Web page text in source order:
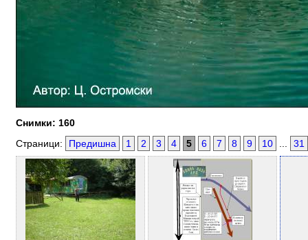
Снимки: 160
Страници:
Предишна 1 2 3 4 5 6 7 8 9 10 31